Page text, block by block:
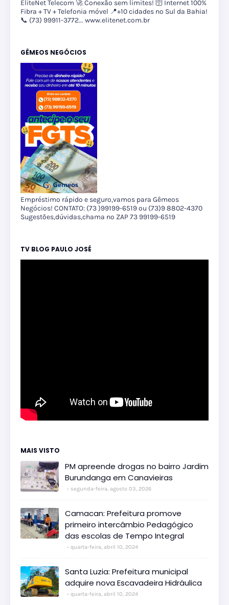
EliteNet Telecom 🚀 Conexão sem limites! 🛜 Internet 100%
Fibra + TV + Telefonia móvel 📍+10 cidades no Sul da Bahia!
📞 (73) 99911-3772... www.elitenet.com.br
GÊMEOS NEGÓCIOS
Empréstimo rápido e seguro,vamos para Gêmeos
Negócios! CONTATO: (73 )99199-6519 ou (73)9 8802-4370
Sugestões,dúvidas,chama no ZAP 73 99199-6519
TV BLOG PAULO JOSÉ
MAIS VISTO
PM apreende drogas no bairro Jardim
Burundanga em Canavieiras
segunda-feira, agosto 03, 2026
Camacan: Prefeitura promove
primeiro intercâmbio Pedagógico
das escolas de Tempo Integral
quarta-feira, abril 10, 2024
Santa Luzia: Prefeitura municipal
adquire nova Escavadeira Hidráulica
quarta-feira, abril 10, 2024